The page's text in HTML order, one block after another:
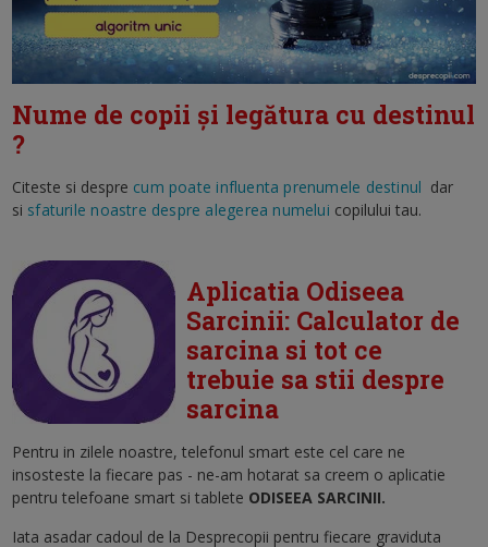
Nume de copii și legătura cu destinul
?
Citeste si despre cum poate influenta prenumele destinul dar
si sfaturile noastre despre alegerea numelui copilului tau.
Aplicatia Odiseea
Sarcinii: Calculator de
sarcina si tot ce
trebuie sa stii despre
sarcina
Pentru in zilele noastre, telefonul smart este cel care ne
insosteste la fiecare pas - ne-am hotarat sa creem o aplicatie
pentru telefoane smart si tablete ODISEEA SARCINII.
Iata asadar cadoul de la Desprecopii pentru fiecare graviduta